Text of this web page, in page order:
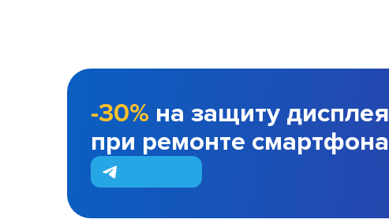
-30% на защиту дисплея
при ремонте смартфона